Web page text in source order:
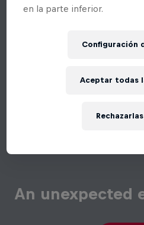
An unexpected
en la parte inferior.
Configuración
Aceptar todas